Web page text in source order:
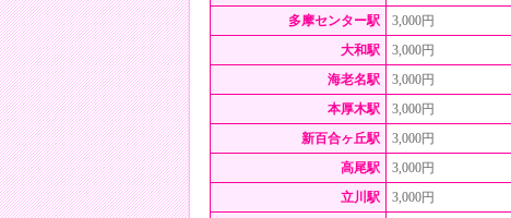
多摩センター駅
3,000円
大和駅
3,000円
海老名駅
3,000円
本厚木駅
3,000円
新百合ヶ丘駅
3,000円
高尾駅
3,000円
立川駅
3,000円